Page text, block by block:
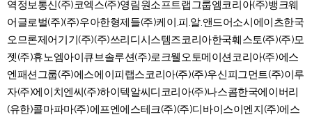
역정보통신(주)코엑스(주)영림원소프트랩그룹엠코리아(주)뱅크웨
어글로벌(주)(주)우아한형제들(주)케이.피.알.앤드어소시에이츠한국
오므론제어기기(주)(주)쓰리디시스템즈코리아한국훼스토(주)(주)모
젯(주)휴노엠아이큐브솔루션(주)로크웰오토메이션코리아(주)에스
엔패션그룹(주)에스에이피랩스코리아(주)(주)우신피그먼트(주)이루
자(주)에이치엔씨(주)하이텍알씨디코리아(주)나스콤한국에이버리
(유한)콜마파마(주)에프엔에스테크(주)(주)디바이스이엔지(주)에스